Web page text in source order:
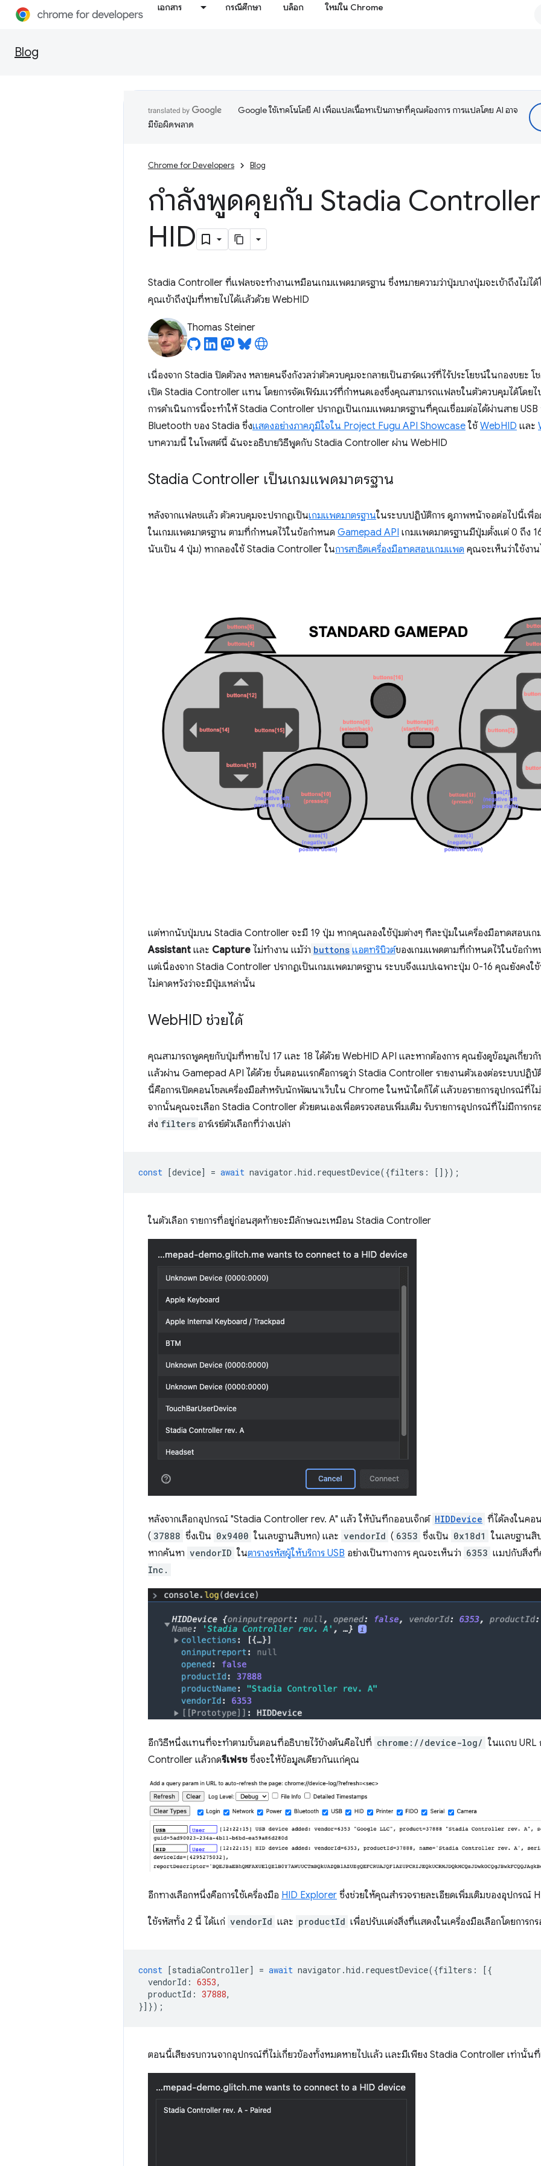
เอกสาร กรณีศึกษา บล็อก ใหม่ใน Chrome
Blog
Google ใช้เทคโนโลยี AI เพื่อแปลเนื้อหาเป็นภาษาที่คุณต้องการ การแปลโดย AI อาจ
มีข้อผิดพลาด
Chrome for Developers Blog
กำลังพูดคุยกับ Stadia
HID
Stadia Controller ที่แฟลชจะทำงานเหมือนเกมแพดมาตรฐาน ซึ่งหมายความว่าปุ่มบางปุ่มจะเข้าถึงไม่ไ
คุณเข้าถึงปุ่มที่หายไปได้แล้วด้วย WebHID
Thomas Steiner
เนื่องจาก Stadia ปิดตัวลง หลายคนจึงกังวลว่าตัวควบคุมจะกลายเป็นฮาร์ดแวร์ที่ไร้ประโยชน์ในกองขยะ
เปิด Stadia Controller แทน โดยการจัดเฟิร์มแวร์ที่กำหนดเองซึ่งคุณสามารถแฟลชในตัวควบคุมได้โดย
การดำเนินการนี้จะทำให้ Stadia Controller ปรากฏเป็นเกมแพดมาตรฐานที่คุณเชื่อมต่อได้ผ่านสาย
Bluetooth ของ Stadia ซึ่งแสดงอย่างภาคภูมิใจใน Project Fugu API Showcase ใช้ WebHID และ
บทความนี้ ในโพสต์นี้ ฉันจะอธิบายวิธีพูดกับ Stadia Controller ผ่าน WebHID
Stadia Controller เป็นเกมแพดมาตรฐาน
หลังจากแฟลชแล้ว ตัวควบคุมจะปรากฏเป็นเกมแพดมาตรฐานในระบบปฏิบัติการ ดูภาพหน้าจอต่อไปนี้เพื่
ในเกมแพดมาตรฐาน ตามที่กำหนดไว้ในข้อกำหนด Gamepad API เกมแพดมาตรฐานมีปุ่มตั้งแต่ 0 ถึง
นับเป็น 4 ปุ่ม) หากลองใช้ Stadia Controller ในการสาธิตเครื่องมือทดสอบเกมแพด คุณจะเห็นว่าใช้งา
แต่หากนับปุ่มบน Stadia Controller จะมี 19 ปุ่ม หากคุณลองใช้ปุ่มต่างๆ ทีละปุ่มในเครื่องมือทดสอบเ
Assistant และ Capture ไม่ทำงาน แม้ว่า buttons แอตทริบิวต์ของเกมแพดตามที่กำหนดไว้ในข้อกำ
แต่เนื่องจาก Stadia Controller ปรากฏเป็นเกมแพดมาตรฐาน ระบบจึงแมปเฉพาะปุ่ม 0-16 คุณยังคง
ไม่คาดหวังว่าจะมีปุ่มเหล่านั้น
WebHID ช่วยได้
คุณสามารถพูดคุยกับปุ่มที่หายไป 17 และ 18 ได้ด้วย WebHID API และหากต้องการ คุณยังดูข้อมูลเกี่ย
แล้วผ่าน Gamepad API ได้ด้วย ขั้นตอนแรกคือการดูว่า Stadia Controller รายงานตัวเองต่อระบบปฏิบั
นี้คือการเปิดคอนโซลเครื่องมือสำหรับนักพัฒนาเว็บใน Chrome ในหน้าใดก็ได้ แล้วขอรายการอุปกรณ์ที่ไ
จากนั้นคุณจะเลือก Stadia Controller ด้วยตนเองเพื่อตรวจสอบเพิ่มเติม รับรายการอุปกรณ์ที่ไม่มีการกร
ส่ง filters อาร์เรย์ตัวเลือกที่ว่างเปล่า
const [device] = await navigator .hid . requestDevice({filters : []});
ในตัวเลือก รายการที่อยู่ก่อนสุดท้ายจะมีลักษณะเหมือน Stadia Controller
หลังจากเลือกอุปกรณ์ "Stadia Controller rev. A" แล้ว ให้บันทึกออบเจ็กต์ HIDDevice ที่ได้ลงในคอ
( 37888 ซึ่งเป็น 0x9400 ในเลขฐานสิบหก) และ vendorId ( 6353 ซึ่งเป็น 0x18d1 ในเลขฐาน
หากค้นหา vendorID ในตารางรหัสผู้ให้บริการ USB อย่างเป็นทางการ คุณจะเห็นว่า 6353 แมปกับสิ่ง
Inc.
อีกวิธีหนึ่งแทนที่จะทำตามขั้นตอนที่อธิบายไว้ข้างต้นคือไปที่ chrome://device-log/ ในแถบ URL
Controller แล้วกดรีเฟรช ซึ่งจะให้ข้อมูลเดียวกันแก่คุณ
อีกทางเลือกหนึ่งคือการใช้เครื่องมือ HID Explorer ซึ่งช่วยให้คุณสำรวจรายละเอียดเพิ่มเติมของอุปกรณ์
ใช้รหัสทั้ง 2 นี้ ได้แก่ vendorId และ productId เพื่อปรับแต่งสิ่งที่แสดงในเครื่องมือเลือกโดยการ
const [stadiaController] = await navigator .hid . requestDevice({filters :
[{
vendorId : 6353,
productId : 37888,
}]});
ตอนนี้เสียงรบกวนจากอุปกรณ์ที่ไม่เกี่ยวข้องทั้งหมดหายไปแล้ว และมีเพียง Stadia Controller เท่านั้น